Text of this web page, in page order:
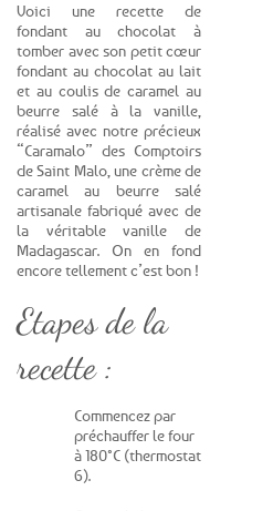
Voici une recette de
fondant au chocolat à
tomber avec son petit cœur
fondant au chocolat au lait
et au coulis de caramel au
beurre salé à la vanille,
réalisé avec notre précieux
“Caramalo” des Comptoirs
de Saint Malo, une crème de
caramel au beurre salé
artisanale fabriqué avec de
la véritable vanille de
Madagascar. On en fond
encore tellement c’est bon !
Etapes de la
recette :
Commencez par
préchauffer le four
à 180°C (thermostat
6).